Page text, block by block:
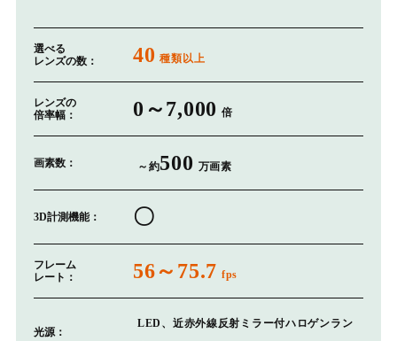
選べる
レンズの数：
40 種類以上
レンズの
倍率幅：
0～7,000 倍
画素数： ～約500 万画素
3D計測機能： 〇
フレーム
レート：
56～75.7 fps
光源：
LED、近赤外線反射ミラー付ハロゲンラン